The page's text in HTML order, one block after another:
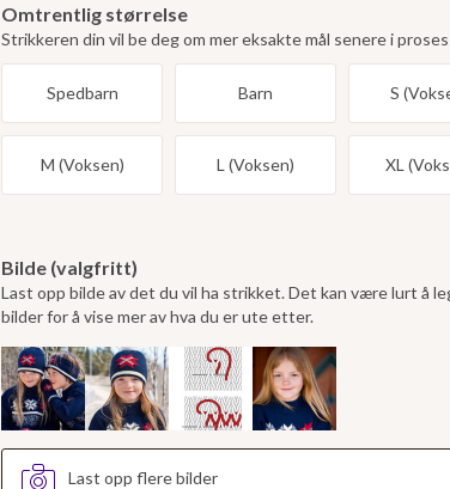
Omtrentlig størrelse
Strikkeren din vil be deg om mer eksakte mål senere i
Spedbarn Barn S
M (Voksen) L (Voksen) XL
Bilde (valgfritt)
Last opp bilde av det du vil ha strikket. Det kan være lurt å
bilder for å vise mer av hva du er ute etter.
Last opp flere bilder